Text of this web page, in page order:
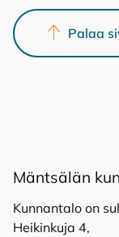
Mänt­sä­län
Kunnantalo on
Heikinkuja 4,
Palaa